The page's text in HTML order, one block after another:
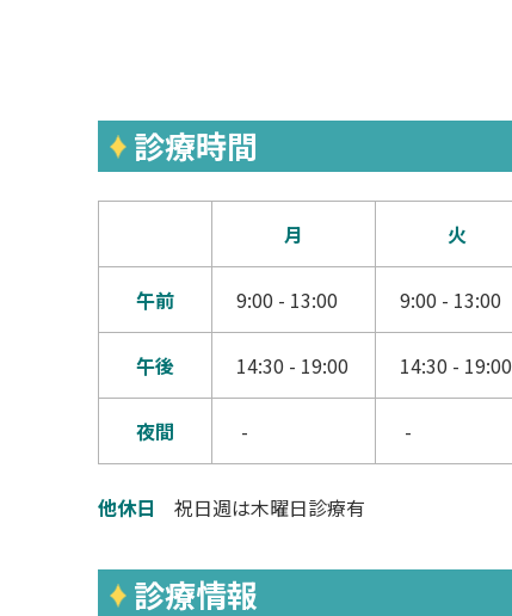
診療時間
月 火
午前 9:00 - 13:00 9:00 - 13:00
午後 14:30 - 19:00 14:30 - 19:00
夜間 - -
他休日 祝日週は木曜日診療有
診療情報